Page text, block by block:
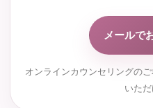
メールで
オンラインカウンセリングの
いただ